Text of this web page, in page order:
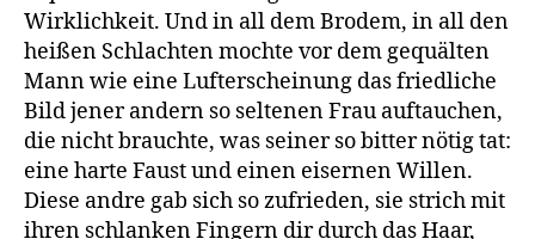
Wirklichkeit. Und in all dem Brodem, in all den
heißen Schlachten mochte vor dem gequälten
Mann wie eine Lufterscheinung das friedliche
Bild jener andern so seltenen Frau auftauchen,
die nicht brauchte, was seiner so bitter nötig tat:
eine harte Faust und einen eisernen Willen.
Diese andre gab sich so zufrieden, sie strich mit
ihren schlanken Fingern dir durch das Haar,